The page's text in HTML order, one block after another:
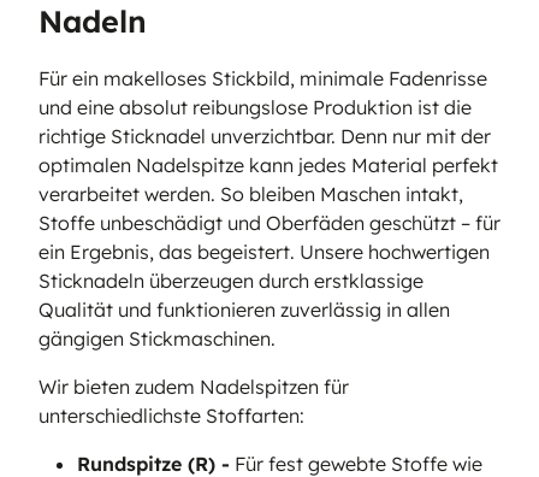
Nadeln
Für ein makelloses Stickbild, minimale Fadenrisse
und eine absolut reibungslose Produktion ist die
richtige Sticknadel unverzichtbar. Denn nur mit der
optimalen Nadelspitze kann jedes Material perfekt
verarbeitet werden. So bleiben Maschen intakt,
Stoffe unbeschädigt und Oberfäden geschützt – für
ein Ergebnis, das begeistert. Unsere hochwertigen
Sticknadeln überzeugen durch erstklassige
Qualität und funktionieren zuverlässig in allen
gängigen Stickmaschinen.
Wir bieten zudem Nadelspitzen für
unterschiedlichste Stoffarten:
Rundspitze (R) - Für fest gewebte Stoffe wie